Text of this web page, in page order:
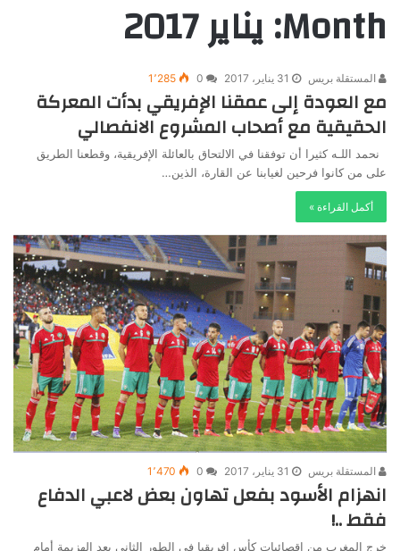
Month: يناير 2017
المستقلة بريس 31 يناير، 2017 0 1٬285
مع العودة إلى عمقنا الإفريقي بدأت المعركة
الحقيقية مع أصحاب المشروع الانفصالي
نحمد اللـه كثيرا أن توفقنا في الالتحاق بالعائلة الإفريقية، وقطعنا الطريق
على من كانوا فرحين لغيابنا عن القارة، الذين…
أكمل القراءة »
المستقلة بريس 31 يناير، 2017 0 1٬470
انهزام الأسود بفعل تهاون بعض لاعبي الدفاع
فقط ..!
خرج المغرب من إقصائيات كأس إفريقيا في الطور الثاني بعد الهزيمة أمام